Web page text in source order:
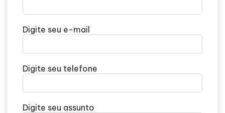
Digite seu e-mail
Digite seu telefone
Digite seu assunto